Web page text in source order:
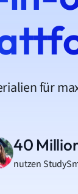
für
40
nutzen